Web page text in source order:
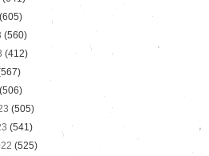
(605)
(560)
(412)
(506)
(505)
(541)
(525)